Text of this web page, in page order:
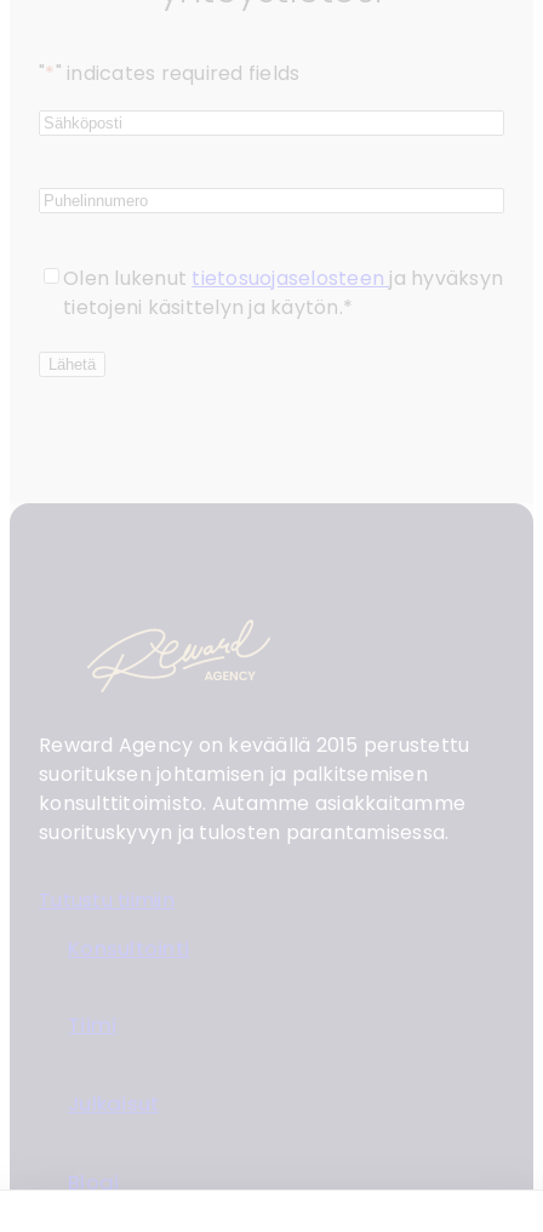
"*" indicates required fields
Email
Phone
Consent*
Olen lukenut tietosuojaselosteen ja hyväksyn
tietojeni käsittelyn ja käytön.*
Reward Agency on keväällä 2015 perustettu
suorituksen johtamisen ja palkitsemisen
konsulttitoimisto. Autamme asiakkaitamme
suorituskyvyn ja tulosten parantamisessa.
Tutustu tiimiin
Konsultointi
Tiimi
Julkaisut
Blogi